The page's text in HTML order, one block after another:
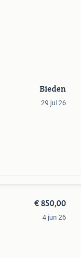
Bieden
29 jul 26
€ 850,00
4 jun 26